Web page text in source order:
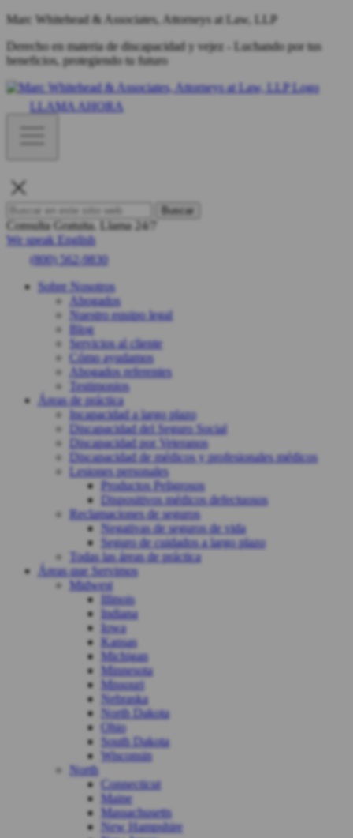
Marc Whitehead & Associates, Attorneys at Law, LLP
Derecho en materia de discapacidad y vejez - Luchando por tus
beneficios, protegiendo tu futuro
LLAMA AHORA
Buscar
Consulta Gratuita.
Llama 24/7
We speak English
(800) 562-9830
Sobre Nosotros
Abogados
Nuestro equipo legal
Blog
Servicios al cliente
Cómo ayudamos
Abogados referentes
Testimonios
Áreas de práctica
Incapacidad a largo plazo
Discapacidad del Seguro Social
Discapacidad por Veteranos
Discapacidad de médicos y profesionales médicos
Lesiones personales
Productos Peligrosos
Dispositivos médicos defectuosos
Reclamaciones de seguros
Negativas de seguros de vida
Seguro de cuidados a largo plazo
Todas las áreas de práctica
Áreas que Servimos
Midwest
Illinois
Indiana
Iowa
Kansas
Michigan
Minnesota
Missouri
Nebraska
North Dakota
Ohio
South Dakota
Wisconsin
North
Connecticut
Maine
Massachusetts
New Hampshire